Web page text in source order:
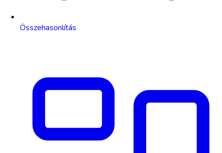
Összehasonlítás